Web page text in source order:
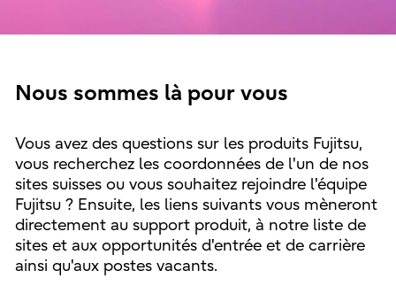
Nous sommes là pour vous
Vous avez des questions sur les produits Fujitsu,
vous recherchez les coordonnées de l'un de nos
sites suisses ou vous souhaitez rejoindre l'équipe
Fujitsu ? Ensuite, les liens suivants vous mèneront
directement au support produit, à notre liste de
sites et aux opportunités d'entrée et de carrière
ainsi qu'aux postes vacants.